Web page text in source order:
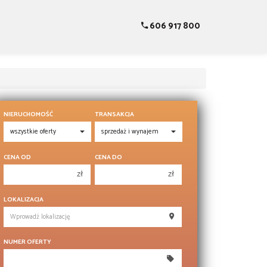
606 917 800
NIERUCHOMOŚĆ TRANSAKCJA
CENA OD
zł
250 000 zł
300 000 zł
CENA DO
zł
250 000 zł
300 000 zł
LOKALIZACJA
NUMER OFERTY